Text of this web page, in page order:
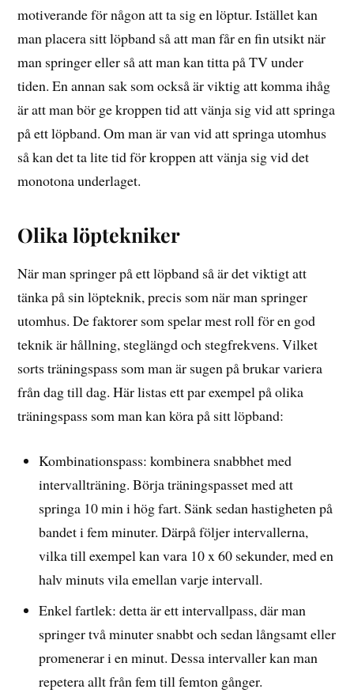
motiverande för någon att ta sig en löptur. Istället kan
man placera sitt löpband så att man får en fin utsikt när
man springer eller så att man kan titta på TV under
tiden. En annan sak som också är viktig att komma ihåg
är att man bör ge kroppen tid att vänja sig vid att springa
på ett löpband. Om man är van vid att springa utomhus
så kan det ta lite tid för kroppen att vänja sig vid det
monotona underlaget.
Olika löptekniker
När man springer på ett löpband så är det viktigt att
tänka på sin löpteknik, precis som när man springer
utomhus. De faktorer som spelar mest roll för en god
teknik är hållning, steglängd och stegfrekvens. Vilket
sorts träningspass som man är sugen på brukar variera
från dag till dag. Här listas ett par exempel på olika
träningspass som man kan köra på sitt löpband:
Kombinationspass: kombinera snabbhet med
intervallträning. Börja träningspasset med att
springa 10 min i hög fart. Sänk sedan hastigheten på
bandet i fem minuter. Därpå följer intervallerna,
vilka till exempel kan vara 10 x 60 sekunder, med en
halv minuts vila emellan varje intervall.
Enkel fartlek: detta är ett intervallpass, där man
springer två minuter snabbt och sedan långsamt eller
promenerar i en minut. Dessa intervaller kan man
repetera allt från fem till femton gånger.